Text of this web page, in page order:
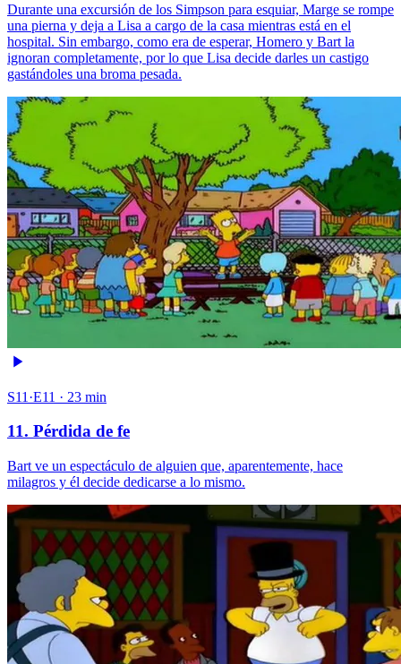
Durante una excursión de los Simpson para esquiar, Marge se rompe
una pierna y deja a Lisa a cargo de la casa mientras está en el
hospital. Sin embargo, como era de esperar, Homero y Bart la
ignoran completamente, por lo que Lisa decide darles un castigo
gastándoles una broma pesada.
S11·E11 · 23 min
11. Pérdida de fe
Bart ve un espectáculo de alguien que, aparentemente, hace
milagros y él decide dedicarse a lo mismo.